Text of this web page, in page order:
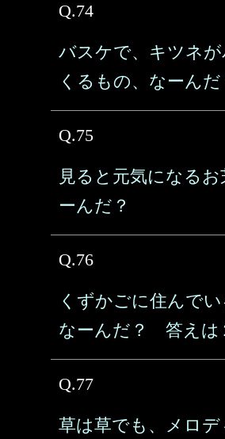
Q.74
バスケで、キツネ
くるもの、なーんだ
Q.75
見ると元気になるお
ーんだ？
Q.76
くずかごに住んでい
なーんだ？ 答えは
Q.77
草は草でも、メロデ